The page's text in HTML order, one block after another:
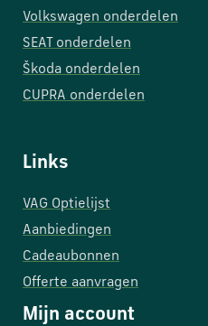
Volkswagen onderdelen
SEAT onderdelen
Škoda onderdelen
CUPRA onderdelen
Links
VAG Optielijst
Aanbiedingen
Cadeaubonnen
Offerte aanvragen
Mijn account